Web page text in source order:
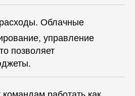
Облачные
управление
позволяет